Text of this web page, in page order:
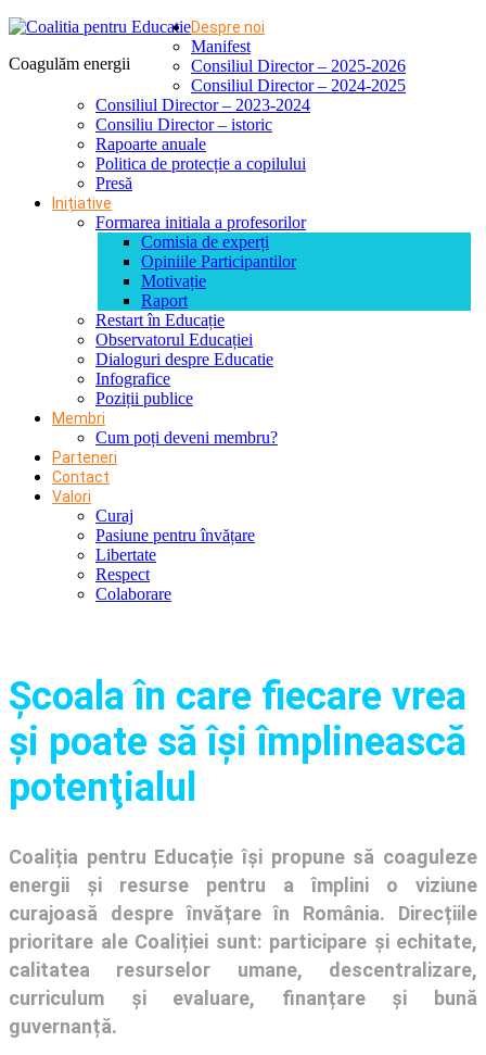
Coagulăm energii
Despre noi
Manifest
Consiliul Director – 2025-2026
Consiliul Director – 2024-2025
Consiliul Director – 2023-2024
Consiliu Director – istoric
Rapoarte anuale
Politica de protecție a copilului
Presă
Inițiative
Formarea initiala a profesorilor
Comisia de experți
Opiniile Participantilor
Motivație
Raport
Restart în Educație
Observatorul Educației
Dialoguri despre Educatie
Infografice
Poziții publice
Membri
Cum poți deveni membru?
Parteneri
Contact
Valori
Curaj
Pasiune pentru învățare
Libertate
Respect
Colaborare
Şcoala în care fiecare vrea
și poate să își împlinească
potenţialul
Coaliția pentru Educație își propune să coaguleze
energii și resurse pentru a împlini o viziune
curajoasă despre învățare în România. Direcțiile
prioritare ale Coaliției sunt: participare și echitate,
calitatea resurselor umane, descentralizare,
curriculum și evaluare, finanțare și bună
guvernanță.